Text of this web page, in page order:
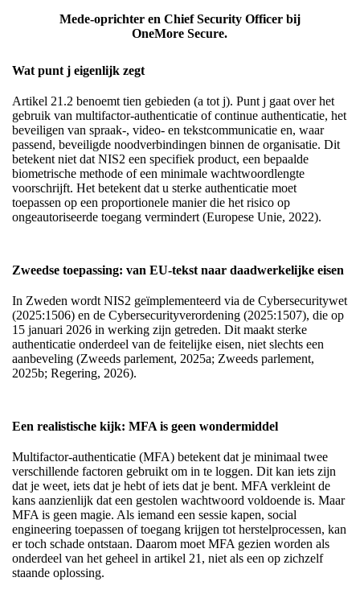
Mede-oprichter en Chief Security Officer bij
OneMore Secure.
Wat punt j eigenlijk zegt
Artikel 21.2 benoemt tien gebieden (a tot j). Punt j gaat over het
gebruik van multifactor-authenticatie of continue authenticatie, het
beveiligen van spraak-, video- en tekstcommunicatie en, waar
passend, beveiligde noodverbindingen binnen de organisatie. Dit
betekent niet dat NIS2 een specifiek product, een bepaalde
biometrische methode of een minimale wachtwoordlengte
voorschrijft. Het betekent dat u sterke authenticatie moet
toepassen op een proportionele manier die het risico op
ongeautoriseerde toegang vermindert (Europese Unie, 2022).
Zweedse toepassing: van EU-tekst naar daadwerkelijke eisen
In Zweden wordt NIS2 geïmplementeerd via de Cybersecuritywet
(2025:1506) en de Cybersecurityverordening (2025:1507), die op
15 januari 2026 in werking zijn getreden. Dit maakt sterke
authenticatie onderdeel van de feitelijke eisen, niet slechts een
aanbeveling (Zweeds parlement, 2025a; Zweeds parlement,
2025b; Regering, 2026).
Een realistische kijk: MFA is geen wondermiddel
Multifactor-authenticatie (MFA) betekent dat je minimaal twee
verschillende factoren gebruikt om in te loggen. Dit kan iets zijn
dat je weet, iets dat je hebt of iets dat je bent. MFA verkleint de
kans aanzienlijk dat een gestolen wachtwoord voldoende is. Maar
MFA is geen magie. Als iemand een sessie kapen, social
engineering toepassen of toegang krijgen tot herstelprocessen, kan
er toch schade ontstaan. Daarom moet MFA gezien worden als
onderdeel van het geheel in artikel 21, niet als een op zichzelf
staande oplossing.